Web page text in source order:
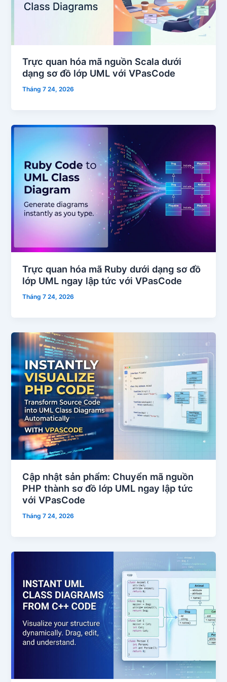
Trực quan hóa mã nguồn Scala dưới
dạng sơ đồ lớp UML với VPasCode
Tháng 7 24, 2026
Trực quan hóa mã Ruby dưới dạng sơ đồ
lớp UML ngay lập tức với VPasCode
Tháng 7 24, 2026
Cập nhật sản phẩm: Chuyển mã nguồn
PHP thành sơ đồ lớp UML ngay lập tức
với VPasCode
Tháng 7 24, 2026